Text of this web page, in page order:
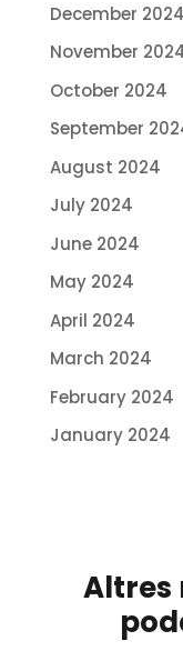
December 2024
November
October 2024
September
August 2024
July 2024
June 2024
May 2024
April 2024
March 2024
February 2024
January 2024
Altres